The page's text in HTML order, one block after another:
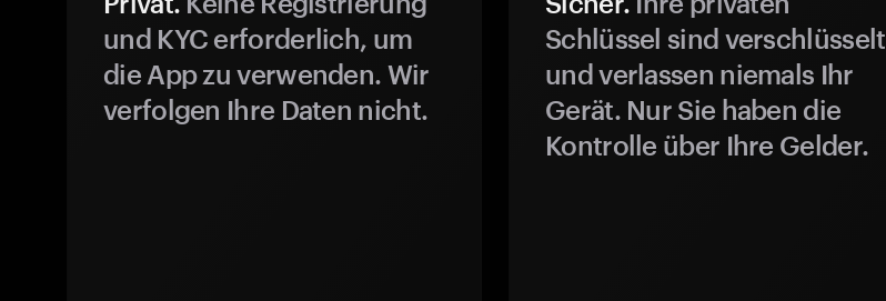
und KYC erforderlich, um
die App zu verwenden. Wir
verfolgen Ihre Daten nicht.
Schlüssel sind verschlüsselt
und verlassen niemals Ihr
Gerät. Nur Sie haben die
Kontrolle über Ihre Gelder.